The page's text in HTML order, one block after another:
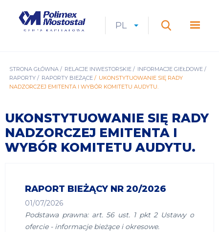
Mostostal
CURRENT
PL
ROZWIŃ
LANGUAGESZUKAJ
ŚCIEŻKA
NAWIGACYJNA
STRONA GŁÓWNA RELACJE INWESTORSKIE
INFORMACJE GIEŁDOWE
RAPORTY
RAPORTY BIEŻĄCE
UKONSTYTUOWANIE SIĘ RADY
NADZORCZEJ EMITENTA I WYBÓR KOMITETU AUDYTU.
UKONSTYTUOWANIE SIĘ RADY
NADZORCZEJ EMITENTA I
WYBÓR KOMITETU AUDYTU.
RAPORT BIEŻĄCY NR 20/2026
01/07/2026
Podstawa prawna: art. 56 ust. 1 pkt 2 Ustawy o
ofercie - informacje bieżące i okresowe.